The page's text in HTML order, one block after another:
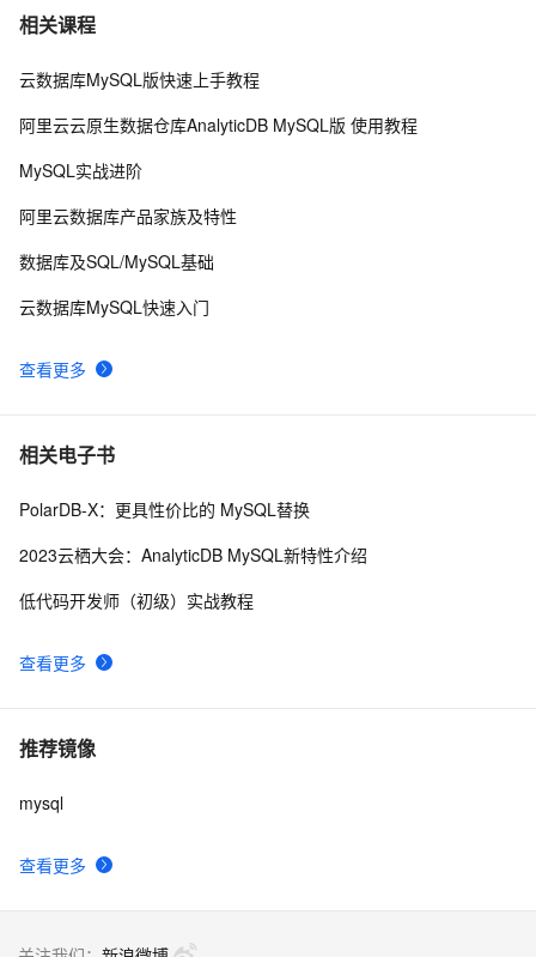
7 PostgreSQL\MySQL比较
8 Percona Server for MySQL 5.6.10-60.2发布
10查询MySQL运行状况
相关课程
查看更多
云数据库MySQL版快速上手教程
阿里云云原生数据仓库AnalyticDB MySQL版 使用教程
MySQL实战进阶
阿里云数据库产品家族及特性
数据库及SQL/MySQL基础
云数据库MySQL快速入门
相关电子书
查看更多
PolarDB-X：更具性价比的 MySQL替换
2023云栖大会：AnalyticDB MySQL新特性介绍
低代码开发师（初级）实战教程
推荐镜像
查看更多
mysql